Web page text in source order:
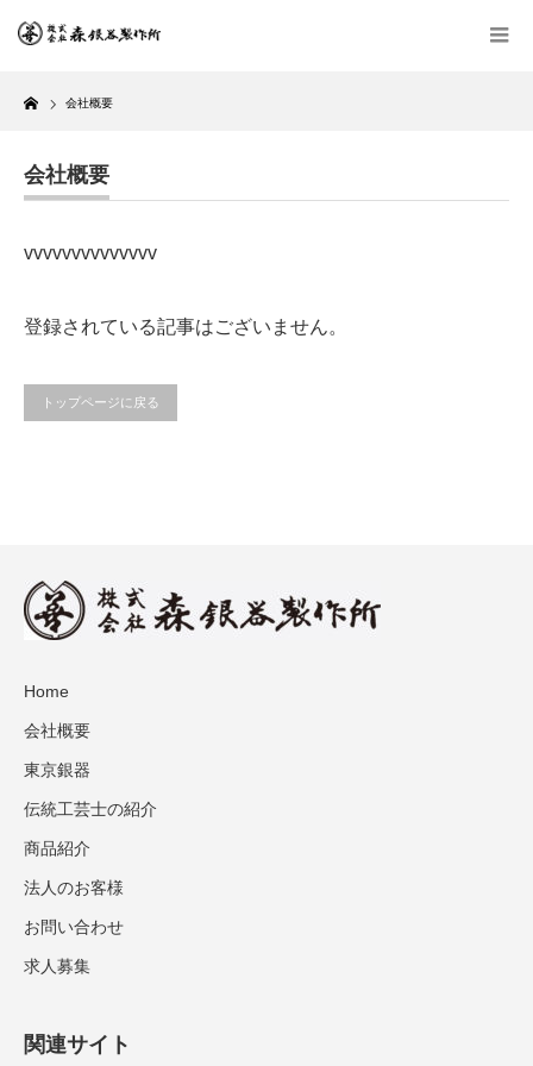
Home
会社概要
会社概要
vvvvvvvvvvvvvv
登録されている記事はございません。
トップページに戻る
Home
会社概要
東京銀器
伝統工芸士の紹介
商品紹介
法人のお客様
お問い合わせ
求人募集
関連サイト